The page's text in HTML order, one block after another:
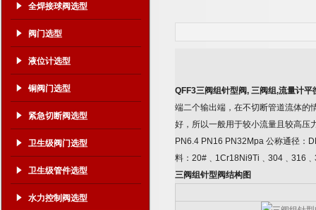
全焊接球阀选型
阀门选型
液位计选型
铜阀门选型
紧急切断阀选型
卫生级阀门选型
卫生级管件选型
水力控制阀选型
QFF3三阀组针型阀, 三阀组,流量计平
端二个输出端，在不切断管道流体的
好，所以一般用于较小流量且较高压
PN6.4 PN16 PN32Mpa 公称通径：
料： 20# ﹑ 1Cr18Ni9Ti ﹑ 304 ﹑ 316 ﹑
三阀组针型阀结构图